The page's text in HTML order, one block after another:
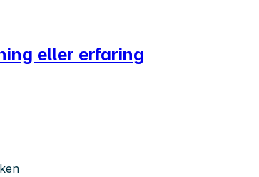
eller erfaring